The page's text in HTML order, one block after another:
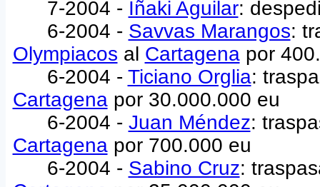
7-2004 - Iñaki Aguilar:
6-2004 - Savvas Marangos:
Olympiacos al Cartagenapor
6-2004 - Ticiano Orglia:
Cartagenapor 30.000.000 eu
6-2004 - Juan Méndez:
Cartagenapor 700.000 eu
6-2004 - Sabino Cruz: